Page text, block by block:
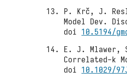
P. Krč, J.
Model Dev.
doi 10.5194/
E. J. Mlawer,
Correlated-k
doi 10.1029/